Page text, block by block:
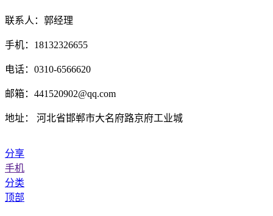
联系人：郭经理
手机：18132326655
电话：0310-6566620
邮箱：441520902@qq.com
地址： 河北省邯郸市大名府路京府工业城
分享
手机
分类
顶部